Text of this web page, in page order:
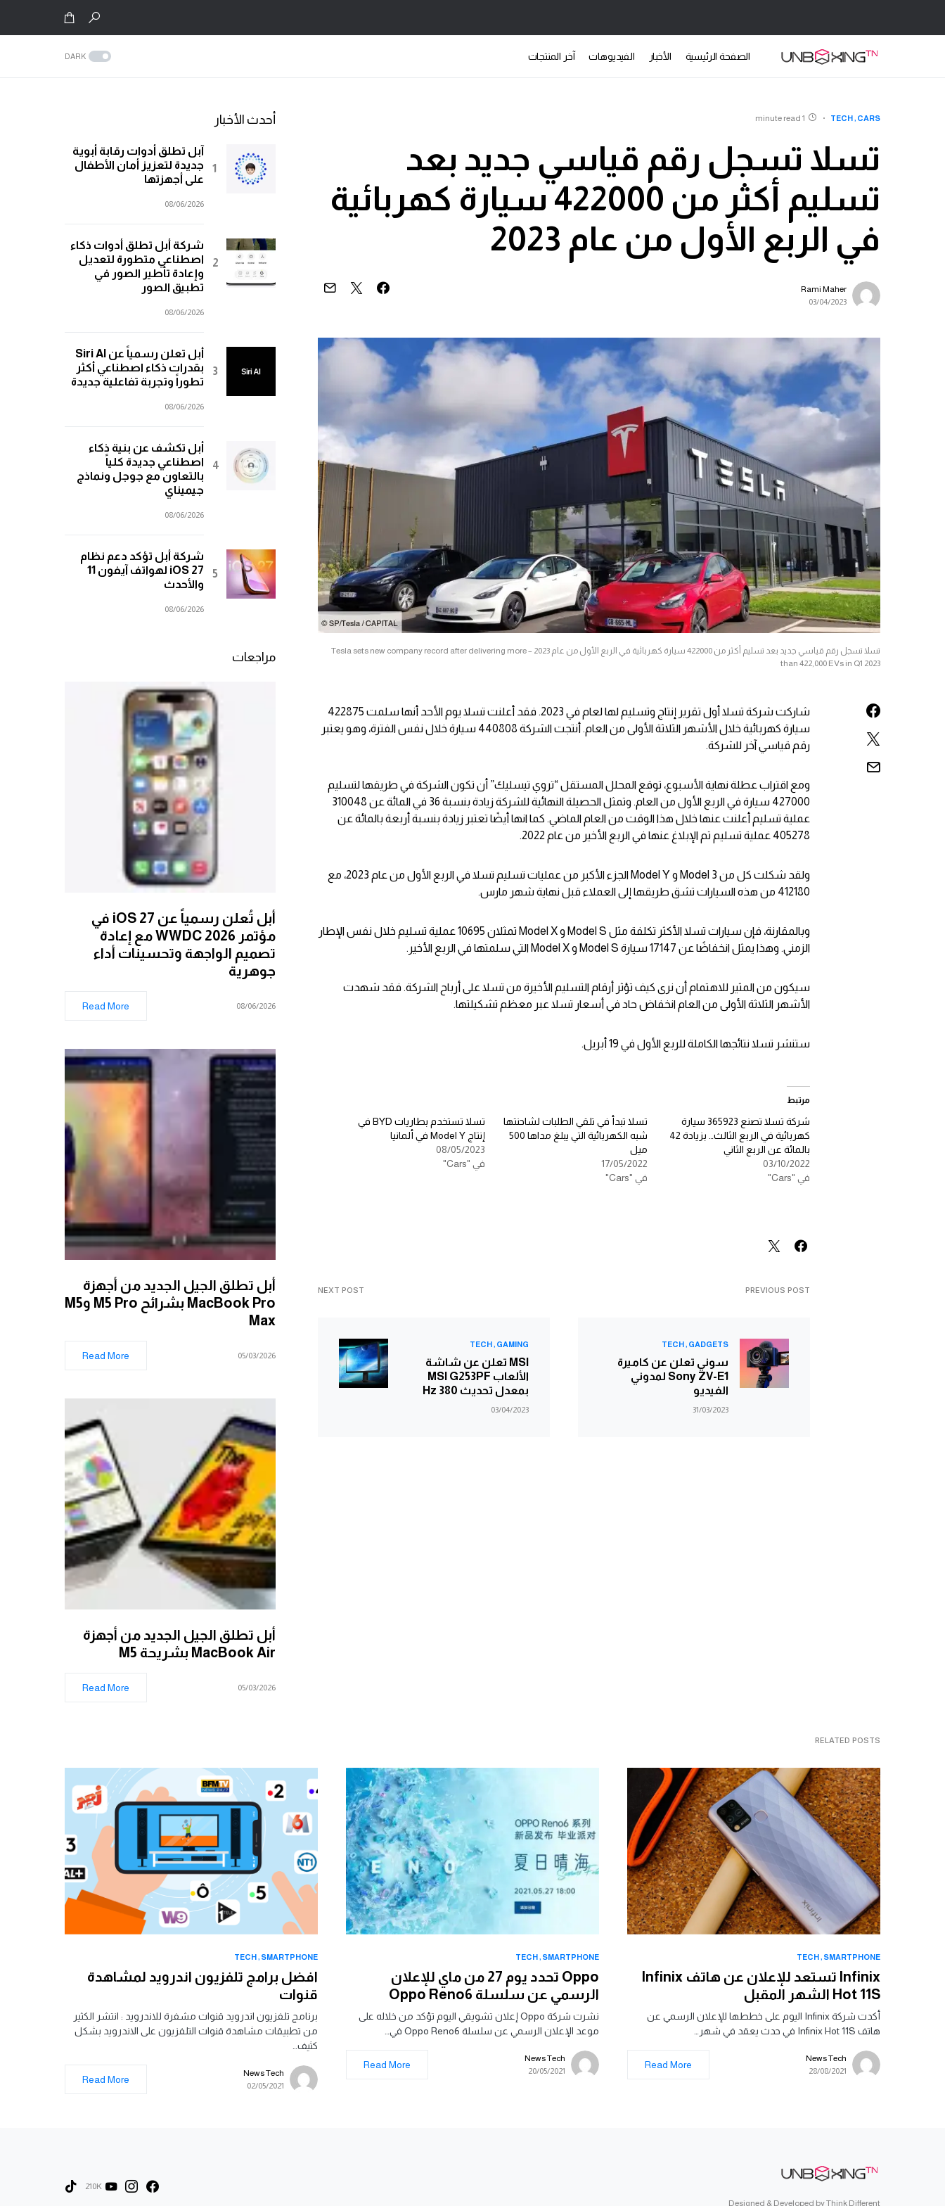
الصفحة الرئيسية الأخبار الفيديوهات آخر المنتجات DARK
CARS
TECH
1 minute read
تسلا تسجل رقم قياسي جديد بعد
تسليم أكثر من 422000 سيارة كهربائية
في الربع الأول من عام 2023
Rami Maher
03/04/2023
تسلا تسجل رقم قياسي جديد بعد تسليم أكثر من 422000 سيارة كهربائية في الربع الأول من عام 2023 – Tesla sets new company record after delivering more
than 422,000 EVs in Q1 2023
شاركت شركة تسلا أول تقرير إنتاج وتسليم لها لعام في 2023. فقد أعلنت تسلا يوم الأحد أنها سلمت 422875
سيارة كهربائية خلال الأشهر الثلاثة الأولى من العام. أنتجت الشركة 440808 سيارة خلال نفس الفترة، وهو يعتبر
رقم قياسي آخر للشركة.
ومع اقتراب عطلة نهاية الأسبوع، توقع المحلل المستقل “تروي تيسليك” أن تكون الشركة في طريقها لتسليم
427000 سيارة في الربع الأول من العام. وتمثل الحصيلة النهائية للشركة زيادة بنسبة 36 في المائة عن 310048
عملية تسليم أعلنت عنها خلال هذا الوقت من العام الماضي. كما انها أيضًا تعتبر زيادة بنسبة أربعة بالمائة عن
405278 عملية تسليم تم الإبلاغ عنها في الربع الأخير من عام 2022.
ولقد شكلت كل من Model 3 و Model Y الجزء الأكبر من عمليات تسليم تسلا في الربع الأول من عام 2023، مع
412180 من هذه السيارات تشق طريقها إلى العملاء قبل نهاية شهر مارس.
وبالمقارنة، فإن سيارات تسلا الأكثر تكلفة مثل Model S و Model X تمثلان 10695 عملية تسليم خلال نفس الإطار
الزمني. وهذا يمثل انخفاضًا عن 17147 سيارة Model S و Model X التي سلمتها في الربع الأخير.
سيكون من المثير للاهتمام أن نرى كيف تؤثر أرقام التسليم الأخيرة من تسلا على أرباح الشركة. فقد شهدت
الأشهر الثلاثة الأولى من العام انخفاض حاد في أسعار تسلا عبر معظم تشكيلتها.
ستنشر تسلا نتائجها الكاملة للربع الأول في 19 أبريل.
مرتبط
شركة تسلا تصنع 365923 سيارة
كهربائية في الربع الثالث… بزيادة 42
بالمائة عن الربع الثاني
03/10/2022
في "Cars"
تسلا تبدأ في تلقي الطلبات لشاحنتها
شبه الكهربائية التي يبلغ مداها 500
ميل
17/05/2022
في "Cars"
تسلا تستخدم بطاريات BYD في
إنتاج Model Y في ألمانيا
08/05/2023
في "Cars"
PREVIOUS POST
GADGETS
TECH
سوني تعلن عن كاميرة
Sony ZV-E1 لمدوني
الفيديو
31/03/2023
NEXT POST
GAMING
TECH
MSI تعلن عن شاشة
الألعاب MSI G253PF
بمعدل تحديث 380 Hz
03/04/2023
أحدث الأخبار
آبل تطلق أدوات رقابة أبوية
جديدة لتعزيز أمان الأطفال
على أجهزتها
08/06/2026
شركة أبل تطلق أدوات ذكاء
اصطناعي متطورة لتعديل
وإعادة تأطير الصور في
تطبيق الصور
08/06/2026
أبل تعلن رسمياً عن Siri AI
بقدرات ذكاء اصطناعي أكثر
تطوراً وتجربة تفاعلية جديدة
08/06/2026
أبل تكشف عن بنية ذكاء
اصطناعي جديدة كلياً
بالتعاون مع جوجل ونماذج
جيميناي
08/06/2026
شركة أبل تؤكد دعم نظام
iOS 27 لهواتف آيفون 11
والأحدث
08/06/2026
مراجعات
أبل تُعلن رسمياً عن iOS 27 في
مؤتمر WWDC 2026 مع إعادة
تصميم الواجهة وتحسينات أداء
جوهرية
08/06/2026
Read More
أبل تطلق الجيل الجديد من أجهزة
MacBook Pro بشرائح M5 Pro وM5
Max
05/03/2026
Read More
أبل تطلق الجيل الجديد من أجهزة
MacBook Air بشريحة M5
05/03/2026
Read More
RELATED POSTS
SMARTPHONE
TECH
Infinix تستعد للإعلان عن هاتف Infinix
Hot 11S الشهر المقبل
أكدت شركة Infinix اليوم على خططها للإعلان الرسمي عن
هاتف Infinix Hot 11S في حدث يعقد في شهر…
News Tech
28/08/2021
Read More
SMARTPHONE
TECH
Oppo تحدد يوم 27 من ماي للإعلان
الرسمي عن سلسلة Oppo Reno6
نشرت شركة Oppo إعلان تشويقي اليوم تؤكد من خلاله على
موعد الإعلان الرسمي عن سلسلة Oppo Reno6 في…
News Tech
20/05/2021
Read More
SMARTPHONE
TECH
افضل برامج تلفزيون اندرويد لمشاهدة
قنوات
برنامج تلفزيون اندرويد قنوات مشفرة للاندرويد : انتشر الكثير
من تطبيقات مشاهدة قنوات التلفزيون على الاندرويد بشكل
كثيف…
News Tech
02/05/2021
Read More
Designed & Developed byThink Different
210K